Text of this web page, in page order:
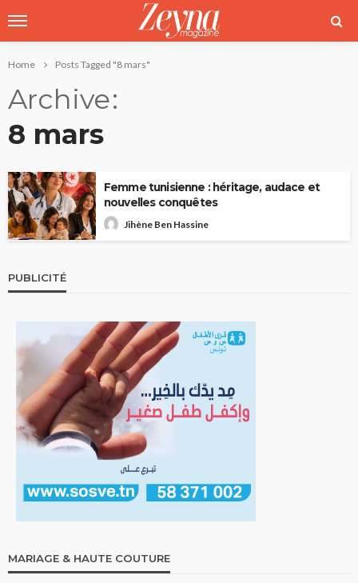
Home Posts Tagged "8 mars"
Archive
8 mars
Femme tunisienne : héritage, audace et
nouvelles conquêtes
Jihène Ben Hassine
PUBLICITÉ
MARIAGE & HAUTE COUTURE